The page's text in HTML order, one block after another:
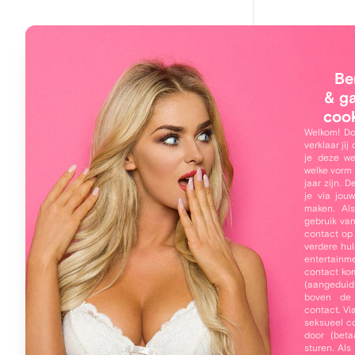
&
Welkom!
verklaar jij
je deze
welke
jaar zijn.
je via
maken.
gebruik
contact op
verdere
contact
boven de
contact.
seksueel
door
sturen.
Main navigation
Online leden
Mijn profiel
Inloggen
Gratis registreren
Wachtwoord vergeten
Over
Wil
Dat is
Logies
mijn
of over
tussen